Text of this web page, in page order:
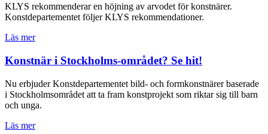
KLYS rekommenderar en höjning av arvodet för konstnärer.
Konstdepartementet följer KLYS rekommendationer.
Läs mer
Konstnär i Stockholms-området? Se hit!
Nu erbjuder Konstdepartementet bild- och formkonstnärer baserade
i Stockholmsområdet att ta fram konstprojekt som riktar sig till barn
och unga.
Läs mer